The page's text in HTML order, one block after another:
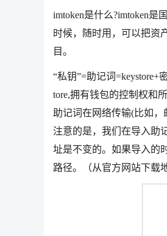
imtoken是什么?imtoken
时候，随时用，可以把资
目。
“私钥”=助记词
tore,拥有钱包的控制权和
助记词在网络传输(比如，
注意的是，我们在导入助
址是不变的。如果导入的
路径。（从官方网站下载